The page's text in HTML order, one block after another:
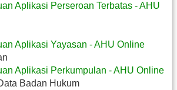
Aplikasi Perseroan Terbatas - AHU
Aplikasi Yayasan - AHU Online
Aplikasi Perkumpulan - AHU Online
Badan Hukum